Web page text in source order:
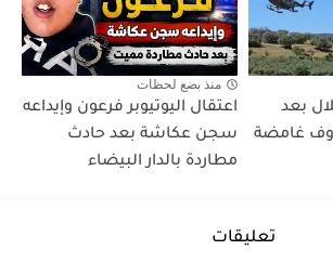
بعد
غامضة
منذ بضع لحظات
اعتقال اليوتيوبر فرعون وإيداعه
سجن عكاشة بعد حادث
مطاردة بالدار البيضاء
تعليقات